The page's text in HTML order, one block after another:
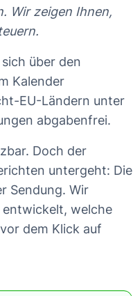
Wir zeigen Ihnen,
über den
Kalender
EU-Ländern unter
abgabenfrei.
Doch der
untergeht: Die
Sendung. Wir
entwickelt, welche
dem Klick auf